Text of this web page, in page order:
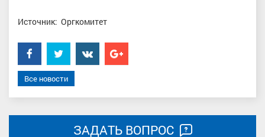
Источник: Оргкомитет
FacebookTwitter���������
Google+
Все новости
ЗАДАТЬ ВОПРОС